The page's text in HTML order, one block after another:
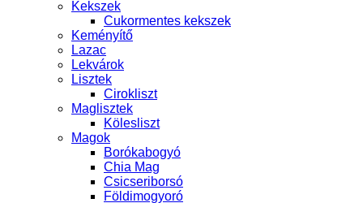
Kekszek
Cukormentes kekszek
Keményítő
Lazac
Lekvárok
Lisztek
Cirokliszt
Maglisztek
Kölesliszt
Magok
Borókabogyó
Chia Mag
Csicseriborsó
Földimogyoró